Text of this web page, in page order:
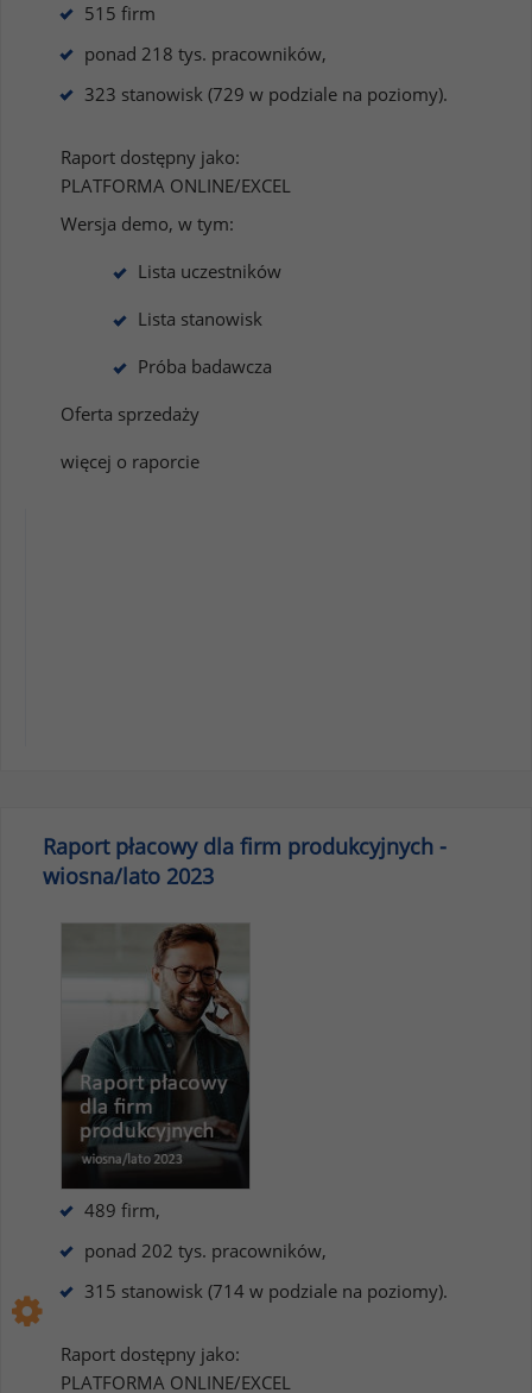
515 firm
ponad 218 tys. pracowników,
323 stanowisk (729 w podziale na poziomy).
Raport dostępny jako:
PLATFORMA ONLINE/EXCEL
Wersja demo, w tym:
Lista uczestników
Lista stanowisk
Próba badawcza
Oferta sprzedaży
więcej o raporcie
Raport płacowy dla firm produkcyjnych -
wiosna/lato 2023
489 firm,
ponad 202 tys. pracowników,
315 stanowisk (714 w podziale na poziomy).
Raport dostępny jako:
PLATFORMA ONLINE/EXCEL